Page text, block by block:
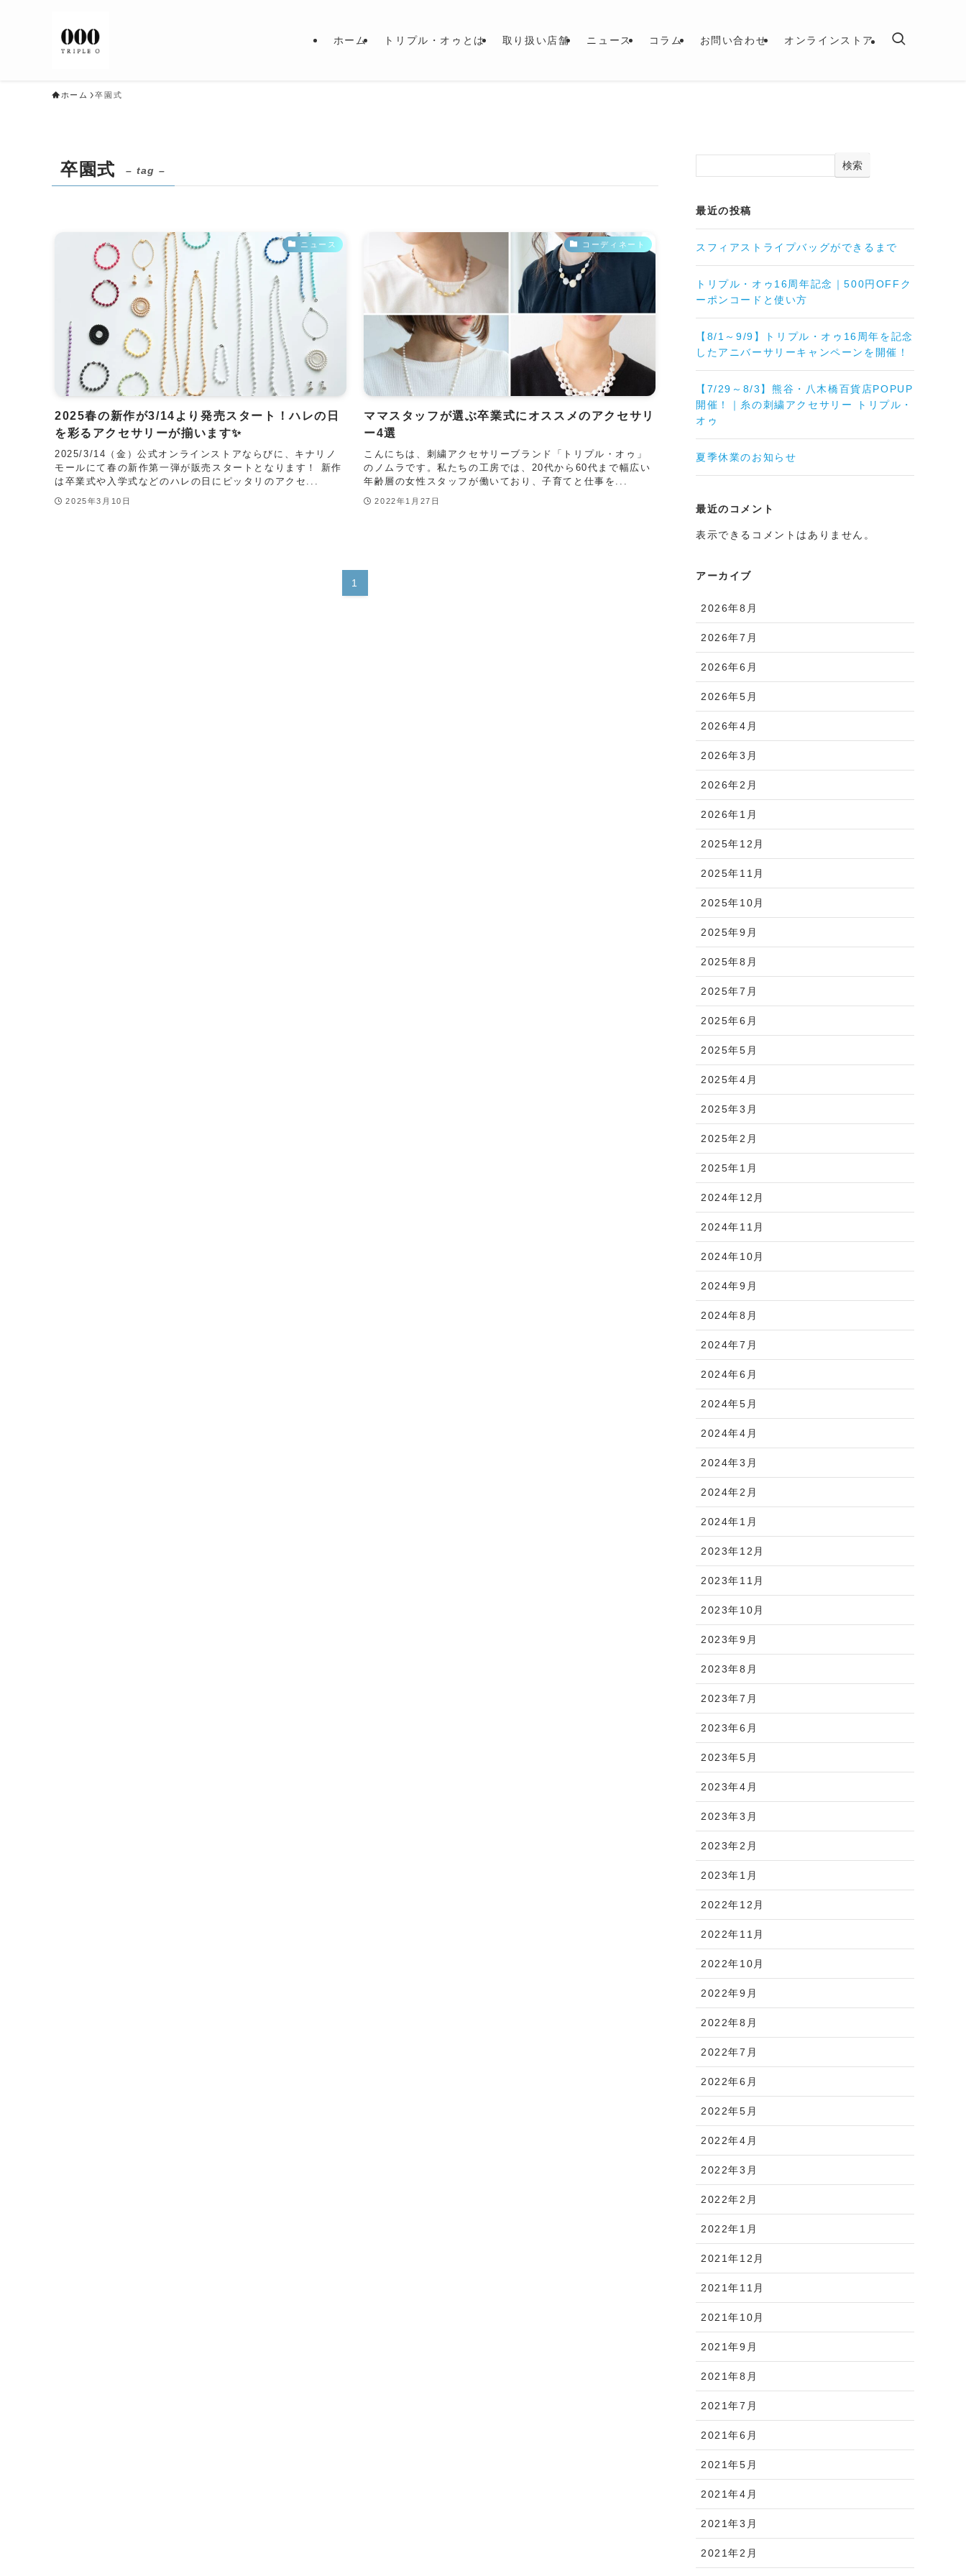
ホーム トリプル・オゥとは 取り扱い店舗 ニュース コラム お問い合わせ オンラインストア
ホーム 卒園式
卒園式 – tag –
ニュース
2025春の新作が3/14より発売スタート！ハレの日
を彩るアクセサリーが揃います✨
2025/3/14（金）公式オンラインストアならびに、キナリノ
モールにて春の新作第一弾が販売スタートとなります！ 新作
は卒業式や入学式などのハレの日にピッタリのアクセ...
2025年3月10日
コーディネート
ママスタッフが選ぶ卒業式にオススメのアクセサリ
ー4選
こんにちは、刺繍アクセサリーブランド「トリプル・オゥ」
のノムラです。私たちの工房では、20代から60代まで幅広い
年齢層の女性スタッフが働いており、子育てと仕事を...
2022年1月27日
1
検索
最近の投稿
スフィアストライプバッグができるまで
トリプル・オゥ16周年記念｜500円OFFク
ーポンコードと使い方
【8/1～9/9】トリプル・オゥ16周年を記念
したアニバーサリーキャンペーンを開催！
【7/29～8/3】熊谷・八木橋百貨店POPUP
開催！｜糸の刺繍アクセサリー トリプル・
オゥ
夏季休業のお知らせ
最近のコメント
表示できるコメントはありません。
アーカイブ
2026年8月
2026年7月
2026年6月
2026年5月
2026年4月
2026年3月
2026年2月
2026年1月
2025年12月
2025年11月
2025年10月
2025年9月
2025年8月
2025年7月
2025年6月
2025年5月
2025年4月
2025年3月
2025年2月
2025年1月
2024年12月
2024年11月
2024年10月
2024年9月
2024年8月
2024年7月
2024年6月
2024年5月
2024年4月
2024年3月
2024年2月
2024年1月
2023年12月
2023年11月
2023年10月
2023年9月
2023年8月
2023年7月
2023年6月
2023年5月
2023年4月
2023年3月
2023年2月
2023年1月
2022年12月
2022年11月
2022年10月
2022年9月
2022年8月
2022年7月
2022年6月
2022年5月
2022年4月
2022年3月
2022年2月
2022年1月
2021年12月
2021年11月
2021年10月
2021年9月
2021年8月
2021年7月
2021年6月
2021年5月
2021年4月
2021年3月
2021年2月